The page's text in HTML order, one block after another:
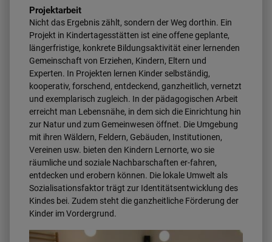
Projektarbeit
Nicht das Ergebnis zählt, sondern der Weg dorthin. Ein
Projekt in Kindertagesstätten ist eine offene geplante,
längerfristige, konkrete Bildungsaktivität einer lernenden
Gemeinschaft von Erziehen, Kindern, Eltern und
Experten. In Projekten lernen Kinder selbständig,
kooperativ, forschend, entdeckend, ganzheitlich, vernetzt
und exemplarisch zugleich. In der pädagogischen Arbeit
erreicht man Lebensnähe, in dem sich die Einrichtung hin
zur Natur und zum Gemeinwesen öffnet. Die Umgebung
mit ihren Wäldern, Feldern, Gebäuden, Institutionen,
Vereinen usw. bieten den Kindern Lernorte, wo sie
räumliche und soziale Nachbarschaften er-fahren,
entdecken und erobern können. Die lokale Umwelt als
Sozialisationsfaktor trägt zur Identitätsentwicklung des
Kindes bei. Zudem steht die ganzheitliche Förderung der
Kinder im Vordergrund.